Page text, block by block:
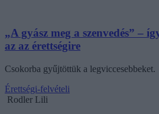
„A gyász meg a szenvedés” –
az az érettségire
Csokorba gyűjtöttük a legviccesebbeket.
Érettségi-felvételi
Rodler Lili